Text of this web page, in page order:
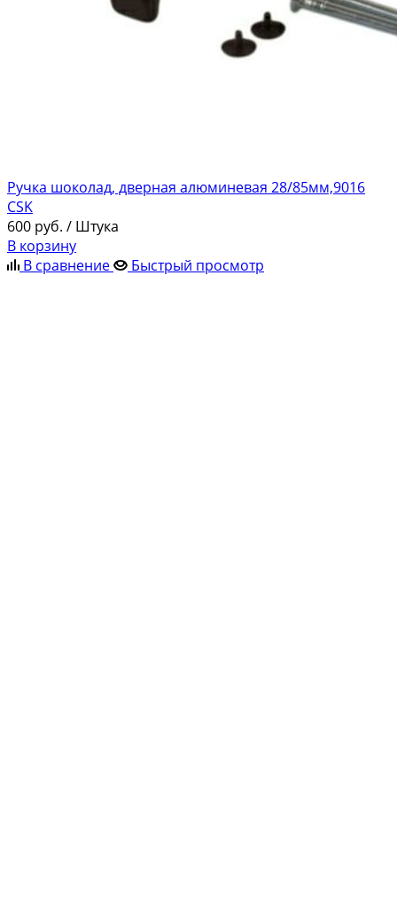
Ручка шоколад, дверная алюминевая 28/85мм,9016
CSK
600 руб. / Штука
В корзину
В сравнение
Быстрый просмотр